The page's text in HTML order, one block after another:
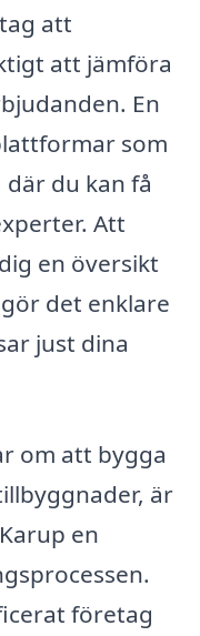
att
att jämföra
En
som
du kan få
Att
en översikt
det enklare
just dina
om att bygga
är
en
företag